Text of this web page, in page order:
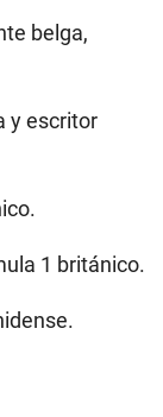
belga,
y escritor
1 británico.